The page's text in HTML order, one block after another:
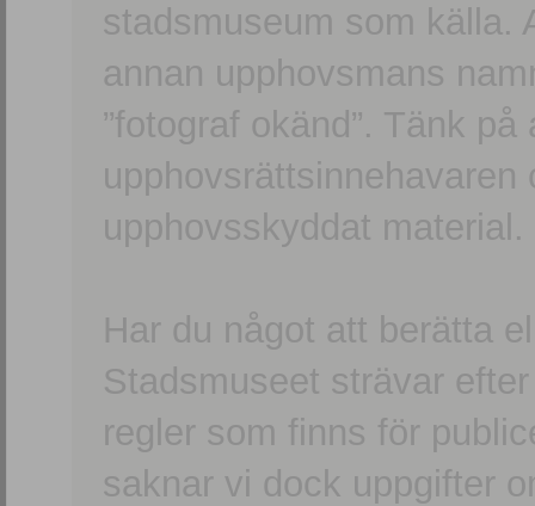
stadsmuseum som källa.
annan upphovsmans
”fotograf okänd”. Tänk
upphovsskyddat material.
Har du något att berätta
Stadsmuseet strävar
regler som finns för
saknar vi dock uppgifter